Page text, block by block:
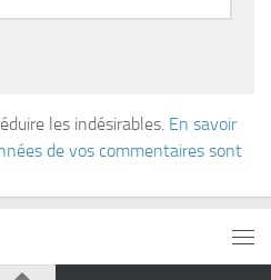
les indésirables. En savoir
de vos commentaires sont